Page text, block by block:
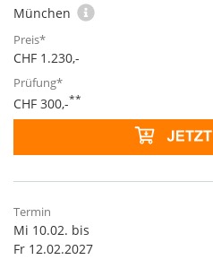
München
CHF 1.230,-
CHF 300,-**
Mi 10.02. bis
Fr 12.02.2027